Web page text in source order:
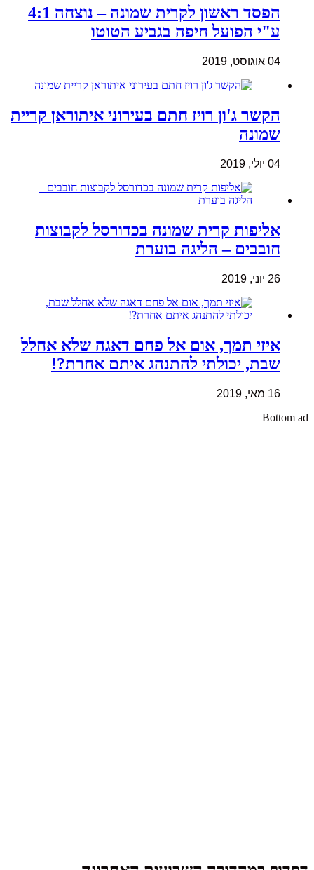
הפסד ראשון לקרית שמונה – נוצחה 4:1
ע"י הפועל חיפה בגביע הטוטו
04 אוגוסט, 2019
הקשר ג'ון רויז חתם בעירוני איתוראן קריית
שמונה
04 יולי, 2019
אליפות קרית שמונה בכדורסל לקבוצות
חובבים – הליגה בוערת
26 יוני, 2019
איזי תמך, אום אל פחם דאגה שלא אחלל
שבת, יכולתי להתנהג איתם אחרת?!
16 מאי, 2019
Bottom ad